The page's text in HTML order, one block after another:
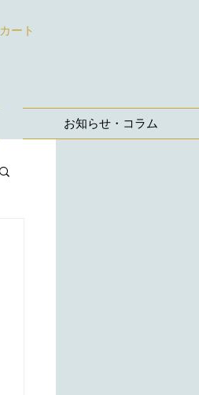
カート
お知らせ・コラム